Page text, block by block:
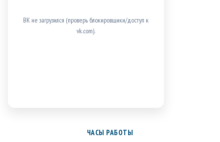
ВК не загрузился (проверь блокировщики/доступ к
vk.com).
ЧАСЫ РАБОТЫ